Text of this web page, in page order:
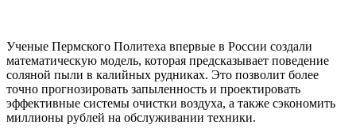
Ученые Пермского Политеха впервые в России создали
математическую модель, которая предсказывает поведение
соляной пыли в калийных рудниках. Это позволит более
точно прогнозировать запыленность и проектировать
эффективные системы очистки воздуха, а также сэкономить
миллионы рублей на обслуживании техники.